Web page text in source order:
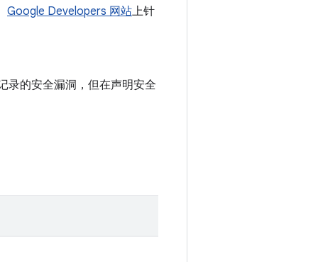
Google Developers 网站上针
录的安全漏洞，但在声明安全